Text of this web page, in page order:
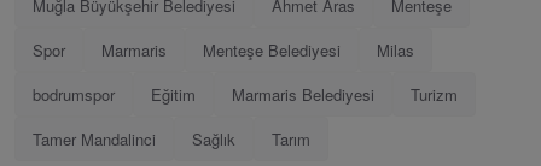
Muğla Büyükşehir Belediyesi
Ahmet Aras
Menteşe
Spor
Marmaris Menteşe Belediyesi
Milas
bodrumspor
Eğitim Marmaris Belediyesi
Turizm
Tamer Mandalinci
Sağlık Tarım